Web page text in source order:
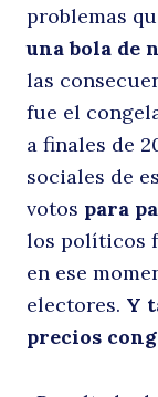
problemas
una bola de
las
fue el
a finales de
sociales de
votos para
los políticos
en ese
electores. Y
precios